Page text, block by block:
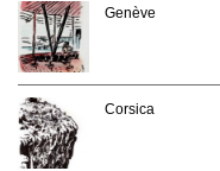
Genève
Corsica